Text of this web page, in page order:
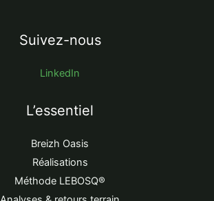
Suivez-nous
LinkedIn
L’essentiel
Breizh Oasis
Réalisations
Méthode LEBOSQ®